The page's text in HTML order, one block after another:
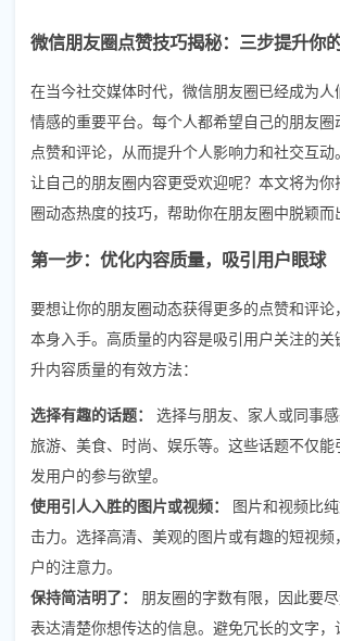
微信朋友圈点赞技巧揭秘：三步提升你
在当今社交媒体时代，微信朋友圈已经成为
情感的重要平台。每个人都希望自己的朋友
点赞和评论，从而提升个人影响力和社交互
让自己的朋友圈内容更受欢迎呢？本文将为
圈动态热度的技巧，帮助你在朋友圈中脱颖而
第一步：优化内容质量，吸引用户眼球
要想让你的朋友圈动态获得更多的点赞和评
本身入手。高质量的内容是吸引用户关注的
升内容质量的有效方法：
选择有趣的话题：
选择与朋友、家人或同事
旅游、美食、时尚、娱乐等。这些话题不仅
发用户的参与欲望。
使用引人入胜的图片或视频：
图片和视频比
击力。选择高清、美观的图片或有趣的短视
户的注意力。
保持简洁明了：
朋友圈的字数有限，因此要
表达清楚你想传达的信息。避免冗长的文字